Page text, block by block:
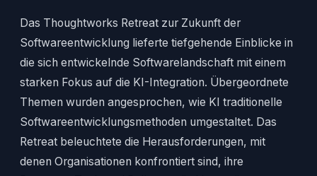
Das Thoughtworks Retreat zur Zukunft der
Softwareentwicklung lieferte tiefgehende Einblicke in
die sich entwickelnde Softwarelandschaft mit einem
starken Fokus auf die KI-Integration. Übergeordnete
Themen wurden angesprochen, wie KI traditionelle
Softwareentwicklungsmethoden umgestaltet. Das
Retreat beleuchtete die Herausforderungen, mit
denen Organisationen konfrontiert sind, ihre